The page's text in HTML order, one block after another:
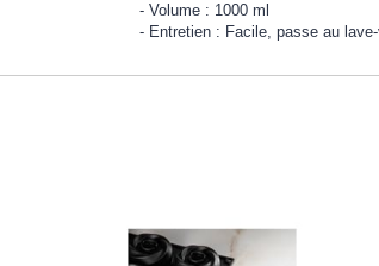
Volume : 1000 ml
Entretien : Facile, passe au